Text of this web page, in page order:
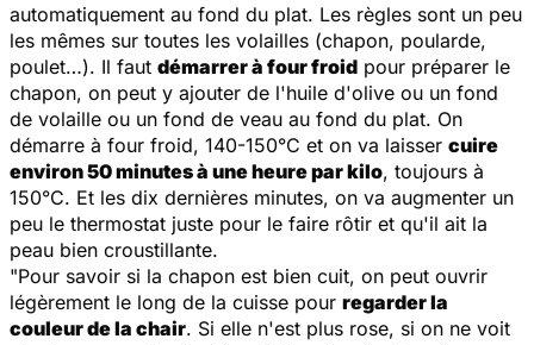
automatiquement au fond du plat. Les règles sont un peu
les mêmes sur toutes les volailles (chapon, poularde,
poulet…). Il faut démarrer à four froid pour préparer le
chapon, on peut y ajouter de l'huile d'olive ou un fond
de volaille ou un fond de veau au fond du plat. On
démarre à four froid, 140-150°C et on va laisser cuire
environ 50 minutes à une heure par kilo, toujours à
150°C. Et les dix dernières minutes, on va augmenter un
peu le thermostat juste pour le faire rôtir et qu'il ait la
peau bien croustillante.
"Pour savoir si la chapon est bien cuit, on peut ouvrir
légèrement le long de la cuisse pour regarder la
couleur de la chair. Si elle n'est plus rose, si on ne voit